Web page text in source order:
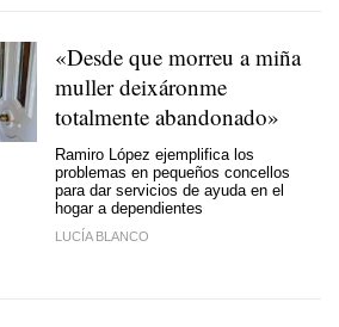
«Desde que morreu a miña
muller deixáronme
totalmente abandonado»
Ramiro López ejemplifica los
problemas en pequeños concellos
para dar servicios de ayuda en el
hogar a dependientes
LUCÍA BLANCO